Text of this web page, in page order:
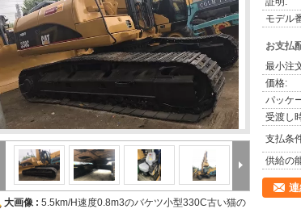
大画像 : 5.5km/H速度0.8m3のバケツ小型330C古い猫の
モデル
お支払
最小注
価格:
パッケ
受渡し
支払条
供給の